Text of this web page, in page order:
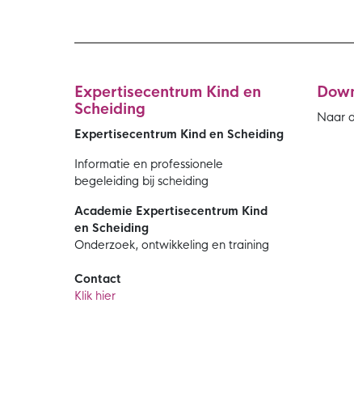
Expertisecentrum Kind en
Scheiding
Expertisecentrum Kind en Scheiding
Informatie en professionele
begeleiding bij scheiding
Academie Expertisecentrum Kind
en Scheiding
Onderzoek, ontwikkeling en training
Contact
Klik hier
Naar